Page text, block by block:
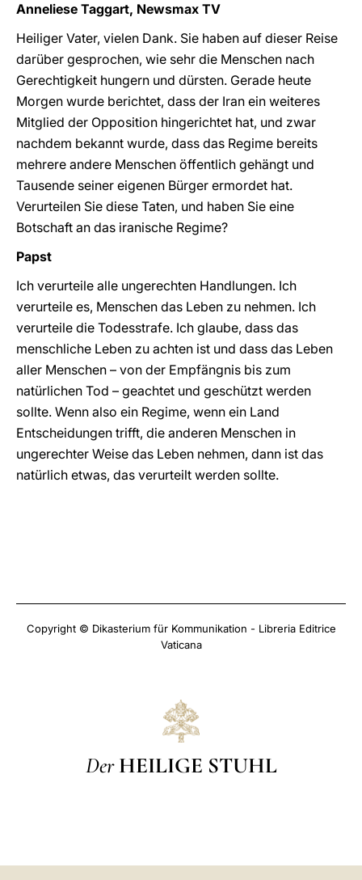
Anneliese Taggart, Newsmax TV
Heiliger Vater, vielen Dank. Sie haben auf dieser Reise
darüber gesprochen, wie sehr die Menschen nach
Gerechtigkeit hungern und dürsten. Gerade heute
Morgen wurde berichtet, dass der Iran ein weiteres
Mitglied der Opposition hingerichtet hat, und zwar
nachdem bekannt wurde, dass das Regime bereits
mehrere andere Menschen öffentlich gehängt und
Tausende seiner eigenen Bürger ermordet hat.
Verurteilen Sie diese Taten, und haben Sie eine
Botschaft an das iranische Regime?
Papst
Ich verurteile alle ungerechten Handlungen. Ich
verurteile es, Menschen das Leben zu nehmen. Ich
verurteile die Todesstrafe. Ich glaube, dass das
menschliche Leben zu achten ist und dass das Leben
aller Menschen – von der Empfängnis bis zum
natürlichen Tod – geachtet und geschützt werden
sollte. Wenn also ein Regime, wenn ein Land
Entscheidungen trifft, die anderen Menschen in
ungerechter Weise das Leben nehmen, dann ist das
natürlich etwas, das verurteilt werden sollte.
Copyright © Dikasterium für Kommunikation - Libreria Editrice
Vaticana
Der HEILIGE STUHL